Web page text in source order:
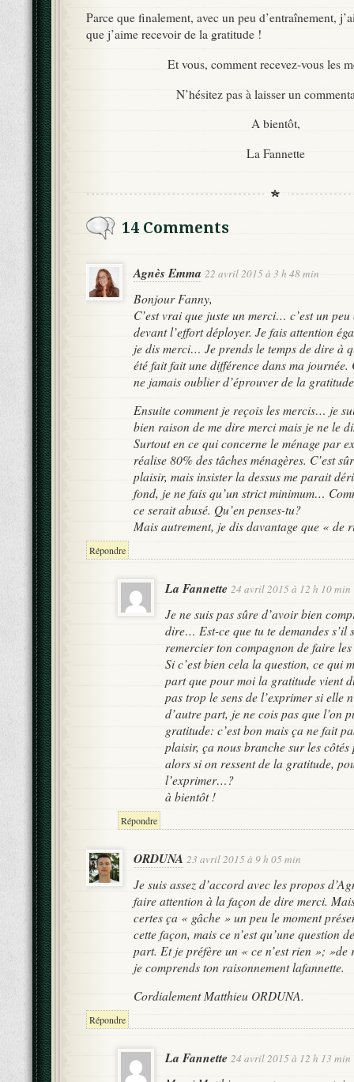
Parce que finalement, avec un peu d’entraînement,
que j’aime recevoir de la gratitude !
Et vous, comment recevez-vous les
N’hésitez pas à laisser un
A bientôt,
La Fannette
14 Comments
Agnès Emma 22 avril 2015 à 3 h 48 min
Bonjour Fanny,
C’est vrai que juste un merci… c’est un
devant l’effort déployer. Je fais attention
je dis merci… Je prends le temps de dire à
été fait fait une différence dans ma journée.
ne jamais oublier d’éprouver de la
Ensuite comment je reçois les mercis… je
bien raison de me dire merci mais je ne le
Surtout en ce qui concerne le ménage par
réalise 80% des tâches ménagères. C’est
plaisir, mais insister la dessus me parait
fond, je ne fais qu’un strict minimum…
ce serait abusé. Qu’en penses-tu?
Mais autrement, je dis davantage que « de
Répondre
La Fannette 24 avril 2015 à 12 h 10 min
Je ne suis pas sûre d’avoir bien
dire… Est-ce que tu te demandes s’il
remercier ton compagnon de faire les
Si c’est bien cela la question, ce qui
part que pour moi la gratitude vient
pas trop le sens de l’exprimer si elle
d’autre part, je ne cois pas que l’on
gratitude: c’est bon mais ça ne fait
plaisir, ça nous branche sur les
alors si on ressent de la gratitude,
l’exprimer…?
à bientôt !
Répondre
ORDUNA 23 avril 2015 à 9 h 05 min
Je suis assez d’accord avec les propos
faire attention à la façon de dire merci.
certes ça « gâche » un peu le moment
cette façon, mais ce n’est qu’une question
part. Et je préfère un « ce n’est rien »;
je comprends ton raisonnement lafannette.
Cordialement Matthieu ORDUNA.
Répondre
La Fannette 24 avril 2015 à 12 h 13 min